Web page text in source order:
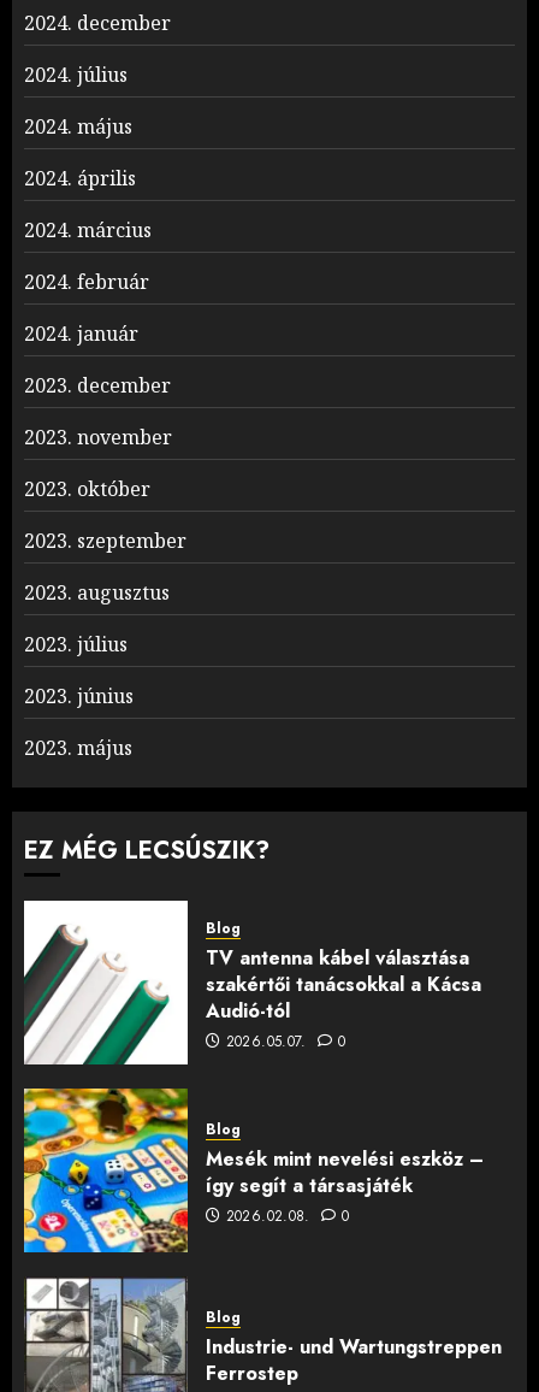
2024. december
2024. július
2024. május
2024. április
2024. március
2024. február
2024. január
2023. december
2023. november
2023. október
2023. szeptember
2023. augusztus
2023. július
2023. június
2023. május
EZ MÉG LECSÚSZIK?
Blog
TV antenna kábel választása
szakértői tanácsokkal a Kácsa
Audió-tól
2026.05.07. 0
Blog
Mesék mint nevelési eszköz –
így segít a társasjáték
2026.02.08. 0
Blog
Industrie- und Wartungstreppen
Ferrostep